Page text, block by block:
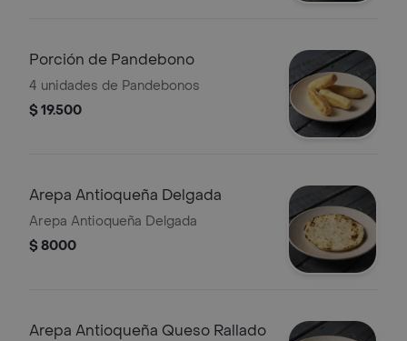
Porción de Pandebono
4 unidades de Pandebonos
$ 19.500
Arepa Antioqueña Delgada
Arepa Antioqueña Delgada
$ 8000
Arepa Antioqueña Queso Rallado